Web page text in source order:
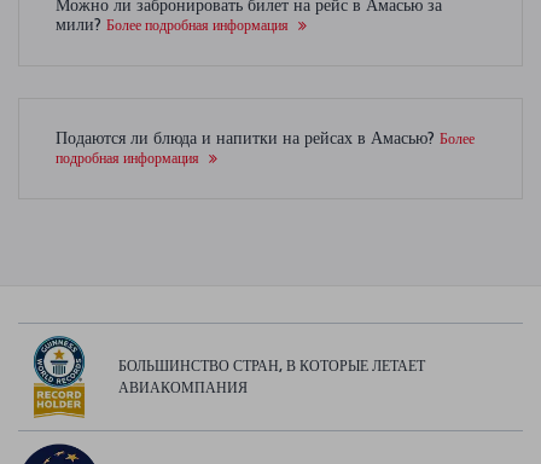
Можно ли забронировать билет на рейс в Амасью за
мили? Более подробная информация
Подаются ли блюда и напитки на рейсах в Амасью? Более
подробная информация
БОЛЬШИНСТВО СТРАН, В КОТОРЫЕ ЛЕТАЕТ
АВИАКОМПАНИЯ